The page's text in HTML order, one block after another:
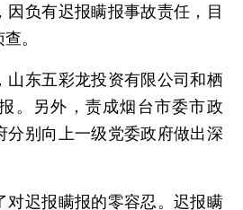
因负有迟报瞒报事故责任，目
。
东五彩龙投资有限公司和栖
。另外，责成烟台市委市政
分别向上一级党委政府做出深
迟报瞒报的零容忍。迟报瞒